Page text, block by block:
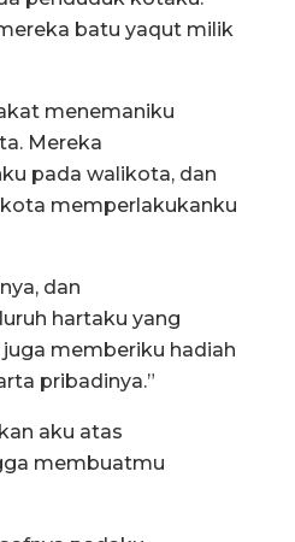
batu yaqut milik
menemaniku
Mereka
pada walikota, dan
memperlakukanku
dan
hartaku yang
memberiku hadiah
pribadinya.”
aku atas
membuatmu